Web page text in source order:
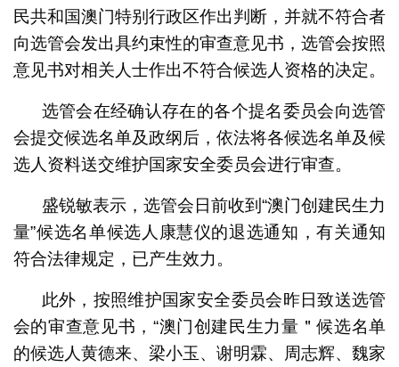
民共和国澳门特别行政区作出判断，并就不符合者
向选管会发出具约束性的审查意见书，选管会按照
意见书对相关人士作出不符合候选人资格的决定。
选管会在经确认存在的各个提名委员会向选管
会提交候选名单及政纲后，依法将各候选名单及候
选人资料送交维护国家安全委员会进行审查。
盛锐敏表示，选管会日前收到“澳门创建民生力
量”候选名单候选人康慧仪的退选通知，有关通知
符合法律规定，已产生效力。
此外，按照维护国家安全委员会昨日致送选管
会的审查意见书，“澳门创建民生力量＂候选名单
的候选人黄德来、梁小玉、谢明霖、周志辉、魏家